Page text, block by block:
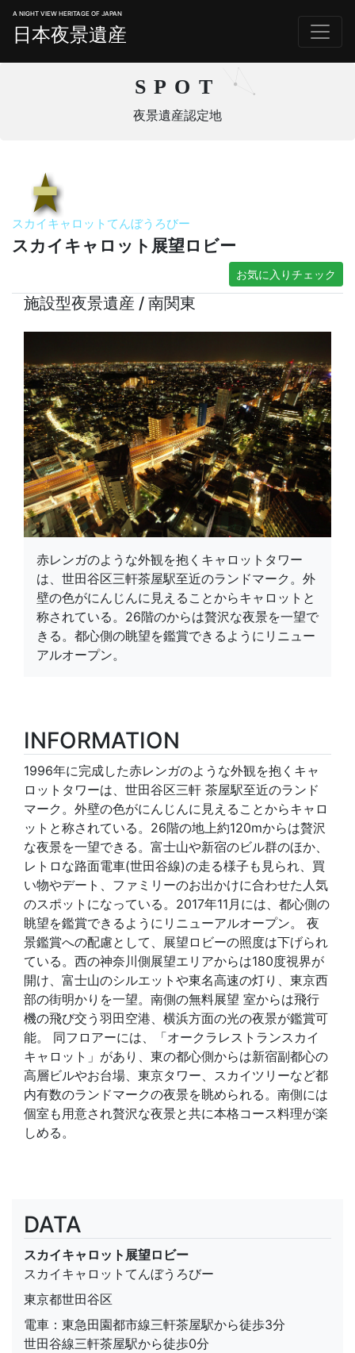
A NIGHT VIEW HERITAGE OF JAPAN
日本夜景遺産
SPOT
夜景遺産認定地
スカイキャロットてんぼうろびー
スカイキャロット展望ロビー
お気に入りチェック
施設型夜景遺産 / 南関東
赤レンガのような外観を抱くキャロットタワー
は、世田谷区三軒茶屋駅至近のランドマーク。外
壁の色がにんじんに見えることからキャロットと
称されている。26階のからは贅沢な夜景を一望で
きる。都心側の眺望を鑑賞できるようにリニュー
アルオープン。
INFORMATION
1996年に完成した赤レンガのような外観を抱くキャ
ロットタワーは、世田谷区三軒 茶屋駅至近のランド
マーク。外壁の色がにんじんに見えることからキャロ
ットと称されている。26階の地上約120mからは贅沢
な夜景を一望できる。富士山や新宿のビル群のほか、
レトロな路面電車(世田谷線)の走る様子も見られ、買
い物やデート、ファミリーのお出かけに合わせた人気
のスポットになっている。2017年11月には、都心側の
眺望を鑑賞できるようにリニューアルオープン。 夜
景鑑賞への配慮として、展望ロビーの照度は下げられ
ている。西の神奈川側展望エリアからは180度視界が
開け、富士山のシルエットや東名高速の灯り、東京西
部の街明かりを一望。南側の無料展望 室からは飛行
機の飛び交う羽田空港、横浜方面の光の夜景が鑑賞可
能。 同フロアーには、「オークラレストランスカイ
キャロット」があり、東の都心側からは新宿副都心の
高層ビルやお台場、東京タワー、スカイツリーなど都
内有数のランドマークの夜景を眺められる。南側には
個室も用意され贅沢な夜景と共に本格コース料理が楽
しめる。
DATA
スカイキャロット展望ロビー
スカイキャロットてんぼうろびー
東京都世田谷区
電車：東急田園都市線三軒茶屋駅から徒歩3分
世田谷線三軒茶屋駅から徒歩0分